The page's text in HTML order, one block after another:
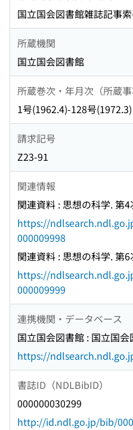
国立国会図書館雑誌記事
所蔵機関
国立国会図書館
所蔵巻次・年月次（所蔵事
1号(1962.4)-128号(1972.3)
請求記号
Z23-91
関連情報
関連資料 : 思想の科学. 第4
https://
000009998
関連資料 : 思想の科学. 第6
https://
000009999
連携機関・データベース
国立国会図書館 : 国立国会
https://
書誌ID（NDLBibID）
000000030299
http://id.ndl.go.jp/bib/